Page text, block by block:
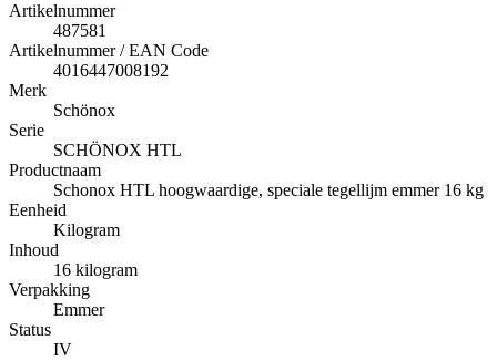
Artikelnummer
487581
Artikelnummer / EAN Code
4016447008192
Merk
Schönox
Serie
SCHÖNOX HTL
Productnaam
Schonox HTL hoogwaardige, speciale tegellijm emmer 16 kg
Eenheid
Kilogram
Inhoud
16 kilogram
Verpakking
Emmer
Status
IV